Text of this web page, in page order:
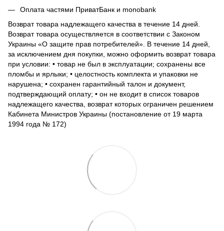
Оплата частями ПриватБанк и monobank
Возврат товара надлежащего качества в течение 14 дней.
Возврат товара осуществляется в соответствии с Законом
Украины «О защите прав потребителей». В течение 14 дней,
за исключением дня покупки, можно оформить возврат товара
при условии: • товар не был в эксплуатации; сохранены все
пломбы и ярлыки; • целостность комплекта и упаковки не
нарушена; • сохранен гарантийный талон и документ,
подтверждающий оплату; • он не входит в список товаров
надлежащего качества, возврат которых ограничен решением
Кабинета Министров Украины (постановление от 19 марта
1994 года № 172)